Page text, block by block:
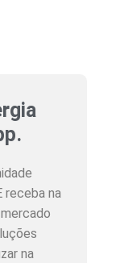
receba na
na